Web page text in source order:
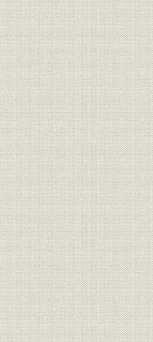
役員構成 平成4年1
事業拠点
戦時下におけるフィリピンでの
主要工事
[昭和17年
(1944年)]
株式会社創立10周年までの概況
昭和12年
年度(1947
昭和29年度-37年度の業績の推
移
昭和29年
年度(1962
採用者の推移
昭和45年
年度(1973
昭和51年度-55年度の業績の推
移
昭和51年
年度(1980
完成工事高・官民比率
昭和49年
年度(1980
昭和48~55年度の病院建設数
昭和48年
年度(1980